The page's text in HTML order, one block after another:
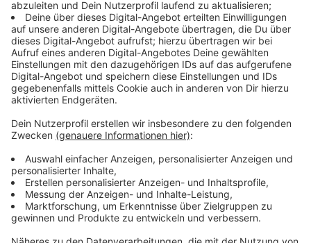
Wir benötigen Ihre
Zustimmung, um den YouTube
Video-Service zu laden!
Wir verwenden einen Service eines
Drittanbieters, um Videoinhalte
einzubetten. Dieser Service kann
Daten zu Ihren Aktivitäten
sammeln. Bitte lesen Sie die
Details durch und stimmen Sie der
Nutzung des Service zu, um dieses
Video anzusehen.